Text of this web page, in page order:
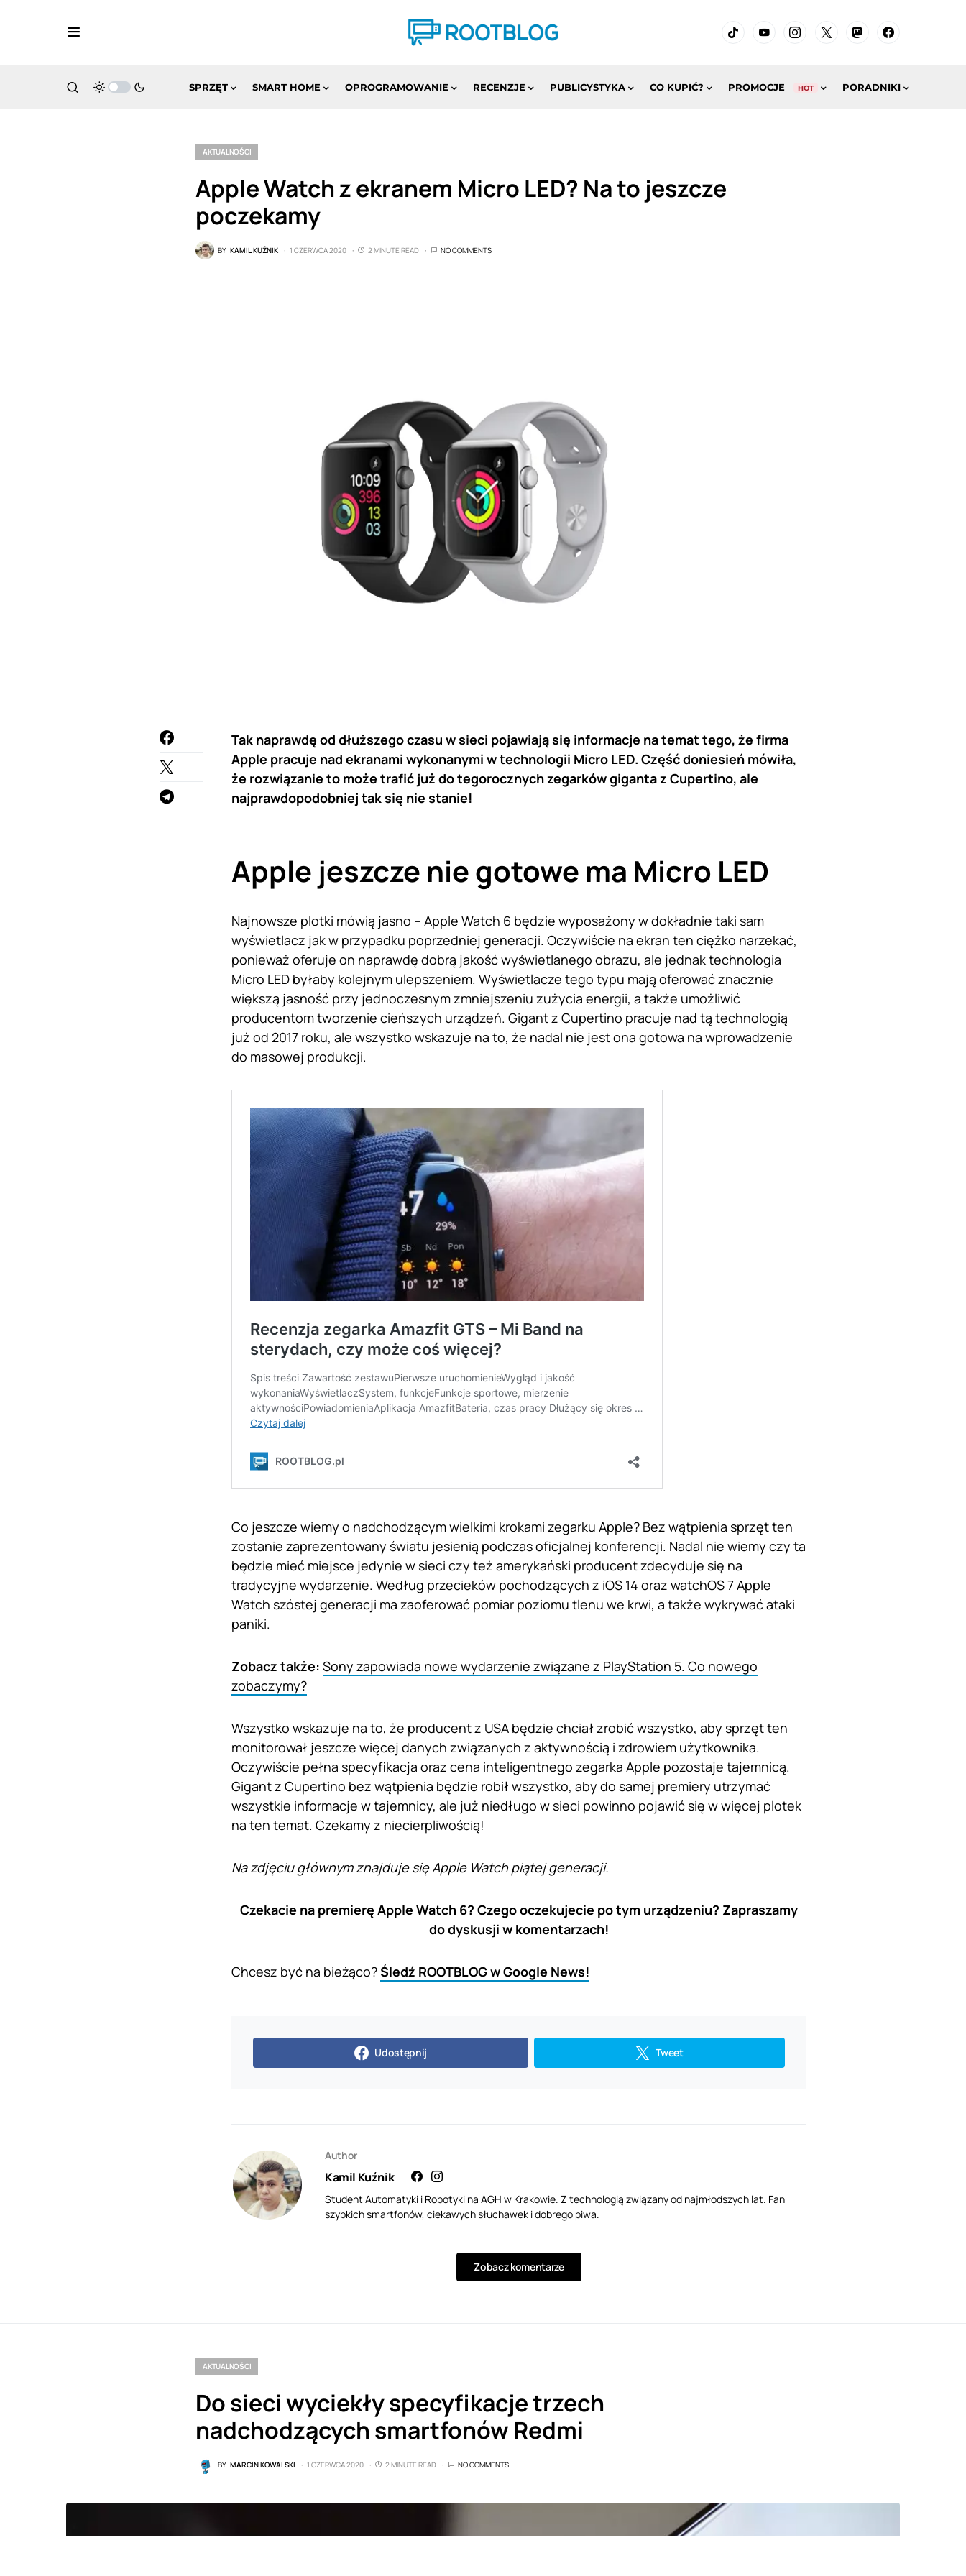
SPRZĘT SMART HOME OPROGRAMOWANIE RECENZJE PUBLICYSTYKA CO KUPIĆ? PROMOCJE HOT PORADNIKI
AKTUALNOŚCI
Apple Watch z ekranem Micro LED? Na to jeszcze
poczekamy
BY KAMIL KUŹNIK 1 CZERWCA 2020 2 MINUTE READ NO COMMENTS
Tak naprawdę od dłuższego czasu w sieci pojawiają się informacje na temat tego, że firma
Apple pracuje nad ekranami wykonanymi w technologii Micro LED. Część doniesień mówiła,
że rozwiązanie to może trafić już do tegorocznych zegarków giganta z Cupertino, ale
najprawdopodobniej tak się nie stanie!
Apple jeszcze nie gotowe ma Micro LED
Najnowsze plotki mówią jasno – Apple Watch 6 będzie wyposażony w dokładnie taki sam
wyświetlacz jak w przypadku poprzedniej generacji. Oczywiście na ekran ten ciężko narzekać,
ponieważ oferuje on naprawdę dobrą jakość wyświetlanego obrazu, ale jednak technologia
Micro LED byłaby kolejnym ulepszeniem. Wyświetlacze tego typu mają oferować znacznie
większą jasność przy jednoczesnym zmniejszeniu zużycia energii, a także umożliwić
producentom tworzenie cieńszych urządzeń. Gigant z Cupertino pracuje nad tą technologią
już od 2017 roku, ale wszystko wskazuje na to, że nadal nie jest ona gotowa na wprowadzenie
do masowej produkcji.
Co jeszcze wiemy o nadchodzącym wielkimi krokami zegarku Apple? Bez wątpienia sprzęt ten
zostanie zaprezentowany światu jesienią podczas oficjalnej konferencji. Nadal nie wiemy czy ta
będzie mieć miejsce jedynie w sieci czy też amerykański producent zdecyduje się na
tradycyjne wydarzenie. Według przecieków pochodzących z iOS 14 oraz watchOS 7 Apple
Watch szóstej generacji ma zaoferować pomiar poziomu tlenu we krwi, a także wykrywać ataki
paniki.
Zobacz także: Sony zapowiada nowe wydarzenie związane z PlayStation 5. Co nowego
zobaczymy?
Wszystko wskazuje na to, że producent z USA będzie chciał zrobić wszystko, aby sprzęt ten
monitorował jeszcze więcej danych związanych z aktywnością i zdrowiem użytkownika.
Oczywiście pełna specyfikacja oraz cena inteligentnego zegarka Apple pozostaje tajemnicą.
Gigant z Cupertino bez wątpienia będzie robił wszystko, aby do samej premiery utrzymać
wszystkie informacje w tajemnicy, ale już niedługo w sieci powinno pojawić się w więcej plotek
na ten temat. Czekamy z niecierpliwością!
Na zdjęciu głównym znajduje się Apple Watch piątej generacji.
Czekacie na premierę Apple Watch 6? Czego oczekujecie po tym urządzeniu? Zapraszamy
do dyskusji w komentarzach!
Chcesz być na bieżąco?Śledź ROOTBLOG w Google News!
Udostępnij Tweet
Author
Kamil Kuźnik
Student Automatyki i Robotyki na AGH w Krakowie. Z technologią związany od najmłodszych lat. Fan
szybkich smartfonów, ciekawych słuchawek i dobrego piwa.
Zobacz komentarze
AKTUALNOŚCI
Do sieci wyciekły specyfikacje trzech
nadchodzących smartfonów Redmi
BY MARCIN KOWALSKI 1 CZERWCA 2020 2 MINUTE READ NO COMMENTS